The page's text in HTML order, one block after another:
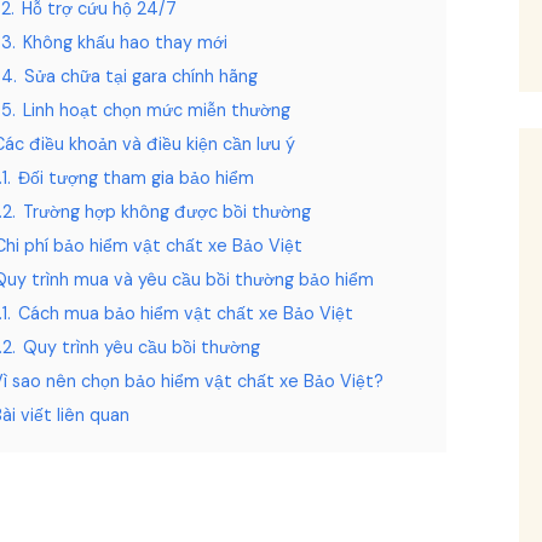
Hỗ trợ cứu hộ 24/7
Không khấu hao thay mới
Sửa chữa tại gara chính hãng
Linh hoạt chọn mức miễn thường
điều khoản và điều kiện cần lưu ý
Đối tượng tham gia bảo hiểm
Trường hợp không được bồi thường
phí bảo hiểm vật chất xe Bảo Việt
trình mua và yêu cầu bồi thường bảo hiểm
Cách mua bảo hiểm vật chất xe Bảo Việt
Quy trình yêu cầu bồi thường
sao nên chọn bảo hiểm vật chất xe Bảo Việt?
viết liên quan